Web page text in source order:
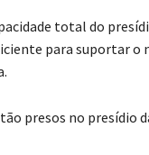
total do
para suportar o
presos no presídio